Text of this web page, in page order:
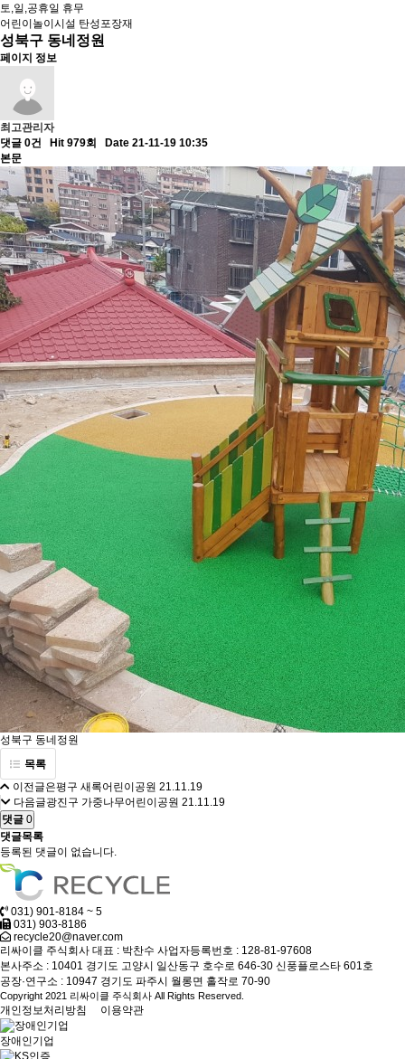
토,일,공휴일 휴무
어린이놀이시설 탄성포장재
성북구 동네정원
페이지 정보
최고관리자
댓글 0건
Hit 979회
Date 21-11-19 10:35
본문
성북구 동네정원
목록
이전글은평구 새록어린이공원 21.11.19
다음글광진구 가중나무어린이공원 21.11.19
댓글 0
댓글목록
등록된 댓글이 없습니다.
031) 901-8184 ~ 5
031) 903-8186
recycle20@naver.com
리싸이클 주식회사 대표 : 박찬수 사업자등록번호 : 128-81-97608
본사주소 : 10401 경기도 고양시 일산동구 호수로 646-30 신풍플로스타 601호
공장·연구소 : 10947 경기도 파주시 월롱면 홀작로 70-90
Copyright 2021 리싸이클 주식회사 All Rights Reserved.
개인정보처리방침 이용약관
장애인기업